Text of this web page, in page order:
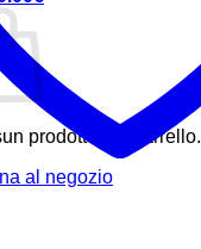
prodotto nel carrello.
al negozio